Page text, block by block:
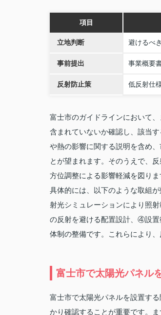
項目
立地判断 避けるべ
事前提出 事業概要
反射防止策 低反射仕
富士市のガイドラインにおいて
含まれていないか確認し、該当
や熱の影響に関する説明を含め
とが望まれます。そのうえで、
方位調整による影響軽減を図りま
具体的には、以下のような取組
射光シミュレーションにより照
の反射を避ける配置設計、④設置
体制の整備です。これらにより
富士市で太陽光パネル
富士市で太陽光パネルを設置す
かり確認することが重要です。